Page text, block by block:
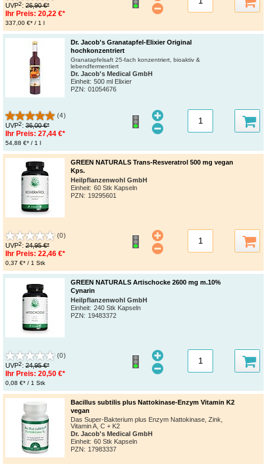
UVP2: 26,90 €*
Ihr Preis: 20,22 €*
337,00 €* / 1 l
Dr. Jacob's Granatapfel-Elixier Original
hochkonzentriert
Granatapfelsaft 25-fach konzentriert, bioaktiv &
lebendfermentiert
Dr. Jacob's Medical GmbH
Einheit: 500 ml Elixier
PZN: 01054676
(4)
UVP2: 36,00 €*
Ihr Preis: 27,44 €*
54,88 €* / 1 l
GREEN NATURALS Trans-Resveratrol 500 mg vegan
Kps.
Heilpflanzenwohl GmbH
Einheit: 60 Stk Kapseln
PZN: 19295601
(0)
UVP2: 24,95 €*
Ihr Preis: 22,46 €*
0,37 €* / 1 Stk
GREEN NATURALS Artischocke 2600 mg m.10%
Cynarin
Heilpflanzenwohl GmbH
Einheit: 240 Stk Kapseln
PZN: 19483372
(0)
UVP2: 24,95 €*
Ihr Preis: 20,50 €*
0,08 €* / 1 Stk
Bacillus subtilis plus Nattokinase-Enzym Vitamin K2
vegan
Das Super-Bakterium plus Enzym Nattokinase, Zink,
Vitamin A, C + K2
Dr. Jacob's Medical GmbH
Einheit: 60 Stk Kapseln
PZN: 17983337